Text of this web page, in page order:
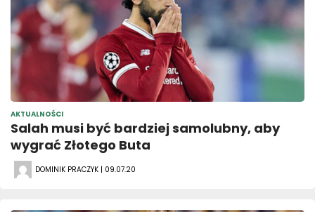
AKTUALNOŚCI
Salah musi być bardziej samolubny, aby
wygrać Złotego Buta
DOMINIK PRACZYK | 09.07.20